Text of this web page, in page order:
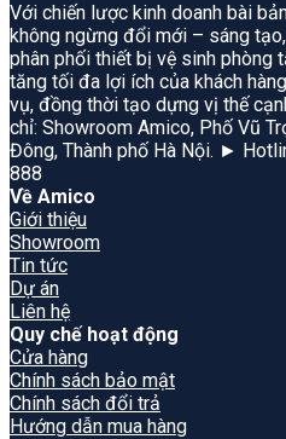
Với chiến lược kinh doanh bài
không ngừng đổi mới – sáng
phân phối thiết bị vệ sinh phòng
tăng tối đa lợi ích của khách
vụ, đồng thời tạo dựng vị thế
chỉ: Showroom Amico, Phố Vũ
Đông, Thành phố Hà Nội. ►
888
Về Amico
Giới thiệu
Showroom
Tin tức
Dự án
Liên hệ
Quy chế hoạt động
Cửa hàng
Chính sách bảo mật
Chính sách đổi trả
Hướng dẫn mua hàng